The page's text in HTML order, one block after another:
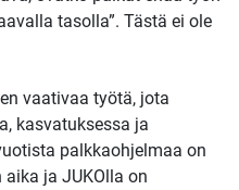
tasolla”. Tästä ei ole
vaativaa työtä, jota
kasvatuksessa ja
palkkaohjelmaa on
ja JUKOlla on